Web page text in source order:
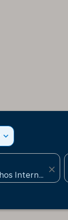
expand_more
close